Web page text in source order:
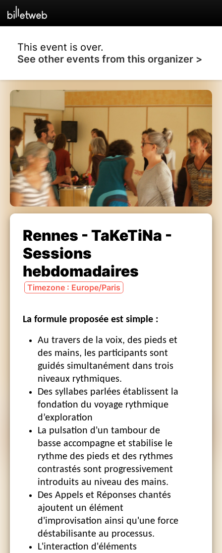
This event is over.
See other events from this organizer >
Rennes - TaKeTiNa -
Sessions
hebdomadaires
Timezone : Europe/Paris
La formule proposée est simple :
Au travers de la voix, des pieds et
des mains, les participants sont
guidés simultanément dans trois
niveaux rythmiques.
Des syllabes parlées établissent la
fondation du voyage rythmique
d’exploration
La pulsation d'un tambour de
basse accompagne et stabilise le
rythme des pieds et des rythmes
contrastés sont progressivement
introduits au niveau des mains.
Des Appels et Réponses chantés
ajoutent un élément
d'improvisation ainsi qu'une force
déstabilisante au processus.
L'interaction d'éléments